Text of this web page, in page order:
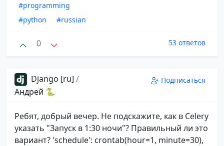
#programming
#python
#russian
0 53 ответов
Django [ru] /
Андрей 🐍
Подписаться
Ребят, добрый вечер. Не подскажите, как в Celery
указать "Запуск в 1:30 ночи"? Правильный ли это
вариант? 'schedule': crontab(hour=1, minute=30),